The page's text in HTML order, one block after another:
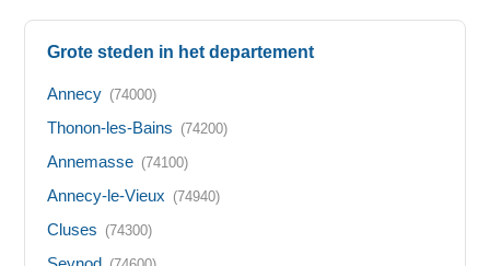
Grote steden in het departement
Annecy (74000)
Thonon-les-Bains (74200)
Annemasse (74100)
Annecy-le-Vieux (74940)
Cluses (74300)